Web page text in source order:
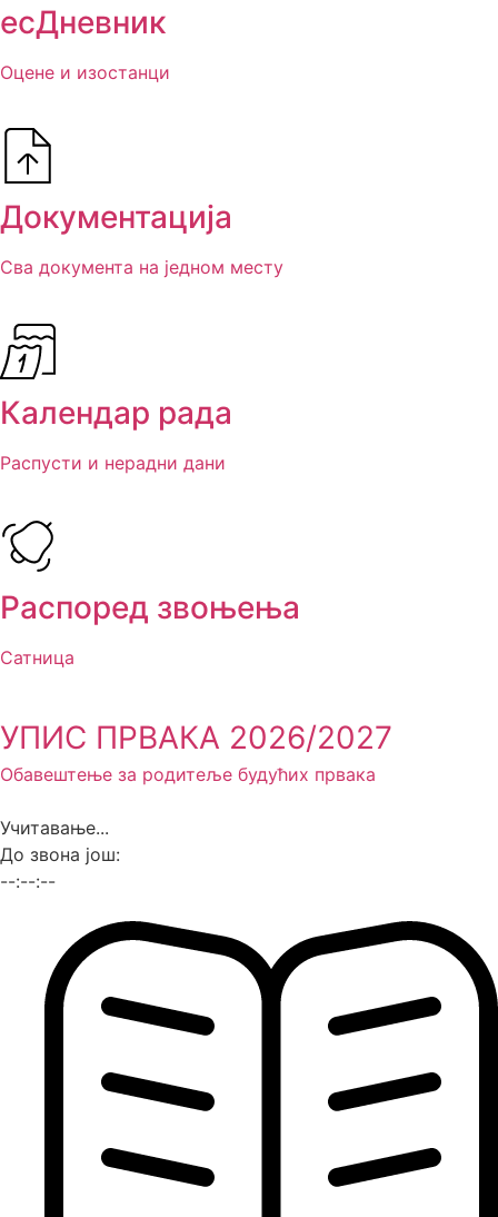
есДневник
Оцене и изостанци
Документација
Сва документа на једном месту
Календар рада
Распусти и нерадни дани
Распоред звоњења
Сатница
УПИС ПРВАКА 2026/2027
Обавештење за родитеље будућих првака
Учитавање...
До звона још:
--:--:--